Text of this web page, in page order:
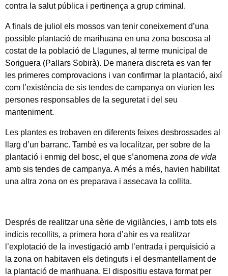
contra la salut pública i pertinença a grup criminal.
A finals de juliol els mossos van tenir coneixement d’una
possible plantació de marihuana en una zona boscosa al
costat de la població de Llagunes, al terme municipal de
Soriguera (Pallars Sobirà). De manera discreta es van fer
les primeres comprovacions i van confirmar la plantació, així
com l’existència de sis tendes de campanya on viurien les
persones responsables de la seguretat i del seu
manteniment.
Les plantes es trobaven en diferents feixes desbrossades al
llarg d’un barranc. També es va localitzar, per sobre de la
plantació i enmig del bosc, el que s’anomena zona de vida
amb sis tendes de campanya. A més a més, havien habilitat
una altra zona on es preparava i assecava la collita.
Després de realitzar una sèrie de vigilàncies, i amb tots els
indicis recollits, a primera hora d’ahir es va realitzar
l’explotació de la investigació amb l’entrada i perquisició a
la zona on habitaven els detinguts i el desmantellament de
la plantació de marihuana. El dispositiu estava format per